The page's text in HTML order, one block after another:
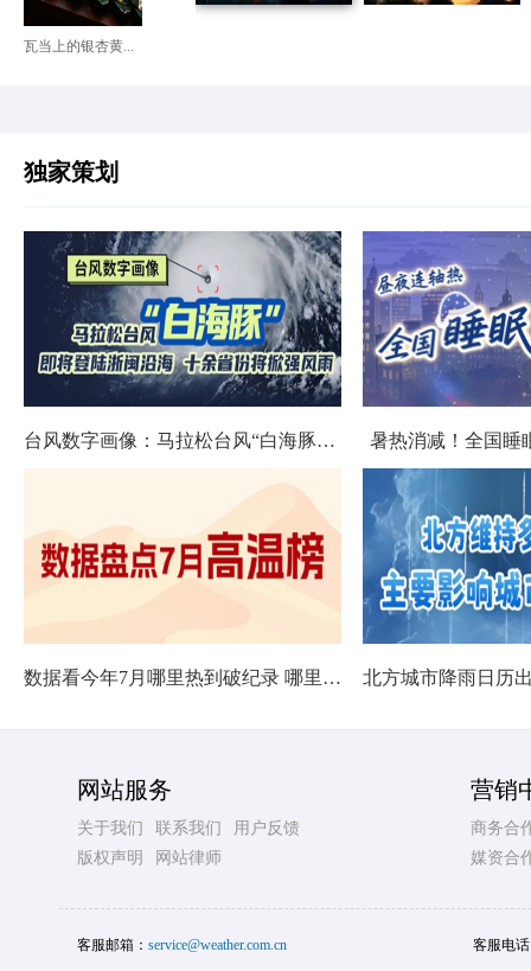
瓦当上的银杏黄...
独家策划
台风数字画像：马拉松台风“白海豚”将影响十余省份 暑热消减！全国睡
数据看今年7月哪里热到破纪录 哪里暑热连轴转
网站服务
关于我们 联系我们
用户反馈
版权声明
网站律师
营销
商务合
媒资合
客服邮箱： service@weather.com.cn 客服电